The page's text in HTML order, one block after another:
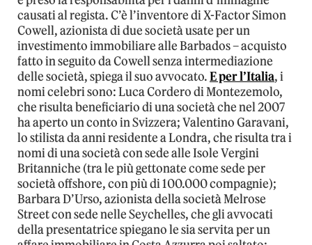
causati al regista. C’è l’inventore di X-Factor Simon
Cowell, azionista di due società usate per un
investimento immobiliare alle Barbados – acquisto
fatto in seguito da Cowell senza intermediazione
delle società, spiega il suo avvocato.E per l’Italia, i
nomi celebri sono: Luca Cordero di Montezemolo,
che risulta beneficiario di una società che nel 2007
ha aperto un conto in Svizzera; Valentino Garavani,
lo stilista da anni residente a Londra, che risulta tra i
nomi di una società con sede alle Isole Vergini
Britanniche (tra le più gettonate come sede per
società offshore, con più di 100.000 compagnie);
Barbara D’Urso, azionista della società Melrose
Street con sede nelle Seychelles, che gli avvocati
della presentatrice spiegano le sia servita per un